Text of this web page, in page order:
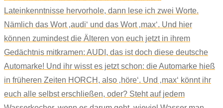
Lateinkenntnisse hervorhole, dann lese ich zwei Worte.
Nämlich das Wort ‚audi‘ und das Wort ‚max‘. Und hier
können zumindest die Älteren von euch jetzt in ihrem
Gedächtnis mitkramen: AUDI, das ist doch diese deutsche
Automarke! Und ihr wisst es jetzt schon: die Automarke hieß
in früheren Zeiten HORCH, also ‚höre‘. Und ‚max‘ könnt ihr
euch alle selbst erschließen, oder? Steht auf jedem